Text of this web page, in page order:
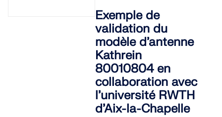
Exemple de
validation du
modèle d’antenne
Kathrein
80010804 en
collaboration avec
l’université RWTH
d’Aix-la-Chapelle